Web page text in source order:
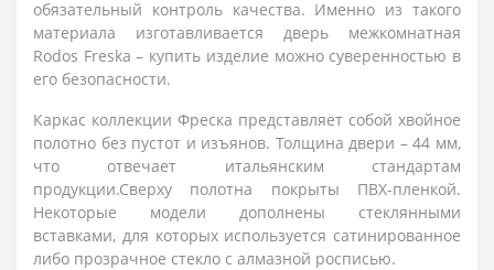
обязательный контроль качества. Именно из такого
материала изготавливается дверь межкомнатная
Rodos Freska – купить изделие можно суверенностью в
его безопасности.
Каркас коллекции Фреска представляет собой хвойное
полотно без пустот и изъянов. Толщина двери – 44 мм,
что отвечает итальянским стандартам
продукции.Сверху полотна покрыты ПВХ-пленкой.
Некоторые модели дополнены стеклянными
вставками, для которых используется сатинированное
либо прозрачное стекло с алмазной росписью.